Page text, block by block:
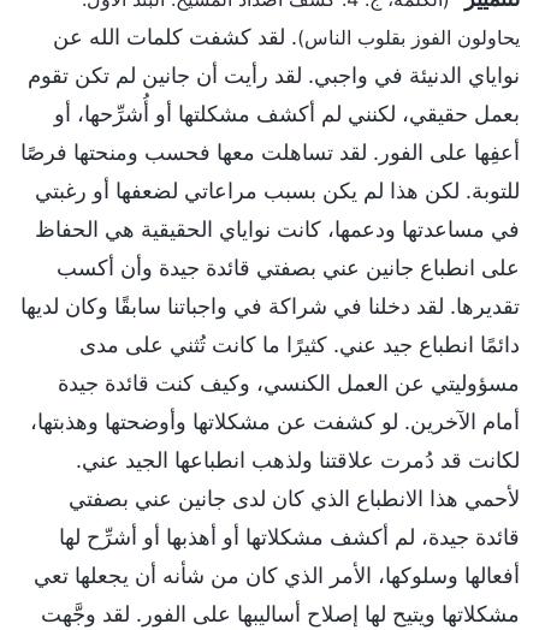
يحاولون الفوز بقلوب الناس). لقد كشفت كلمات الله عن
نواياي الدنيئة في واجبي. لقد رأيت أن جانين لم تكن تقوم
بعمل حقيقي، لكنني لم أكشف مشكلتها أو أُشرِّحها، أو
أعفِها على الفور. لقد تساهلت معها فحسب ومنحتها فرصًا
للتوبة. لكن هذا لم يكن بسبب مراعاتي لضعفها أو رغبتي
في مساعدتها ودعمها، كانت نواياي الحقيقية هي الحفاظ
على انطباع جانين عني بصفتي قائدة جيدة وأن أكسب
تقديرها. لقد دخلنا في شراكة في واجباتنا سابقًا وكان لديها
دائمًا انطباع جيد عني. كثيرًا ما كانت تُثني على مدى
مسؤوليتي عن العمل الكنسي، وكيف كنت قائدة جيدة
أمام الآخرين. لو كشفت عن مشكلاتها وأوضحتها وهذبتها،
لكانت قد دُمرت علاقتنا ولذهب انطباعها الجيد عني.
لأحمي هذا الانطباع الذي كان لدى جانين عني بصفتي
قائدة جيدة، لم أكشف مشكلاتها أو أهذبها أو أشرِّح لها
أفعالها وسلوكها، الأمر الذي كان من شأنه أن يجعلها تعي
مشكلاتها ويتيح لها إصلاح أساليبها على الفور. لقد وجَّهت